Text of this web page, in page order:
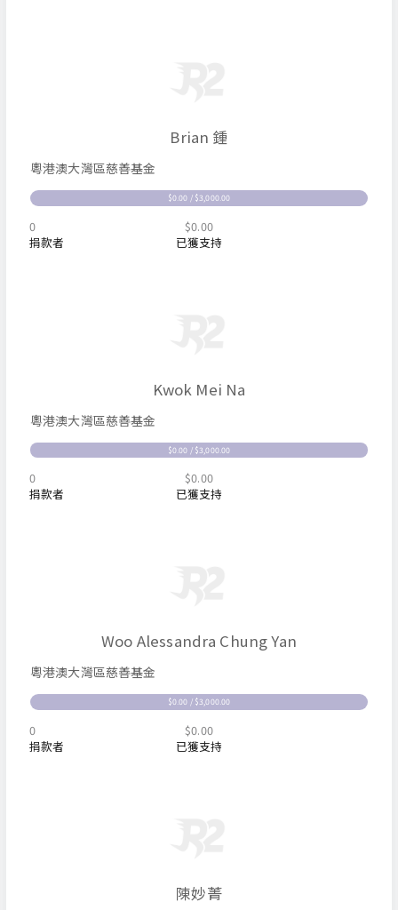
Brian 鍾
粵港澳大灣區慈善基金
$0.00 / $3,000.00
0
捐款者
$0.00
已獲支持
Kwok Mei Na
粵港澳大灣區慈善基金
$0.00 / $3,000.00
0
捐款者
$0.00
已獲支持
Woo Alessandra Chung Yan
粵港澳大灣區慈善基金
$0.00 / $3,000.00
0
捐款者
$0.00
已獲支持
陳妙菁